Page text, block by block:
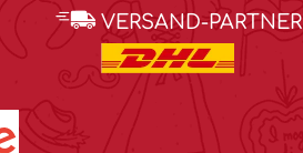
VERSAND-PARTNER